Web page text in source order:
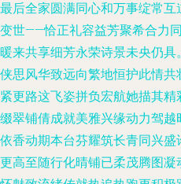
后全家圆满同心和万事绽常互
世——恰正礼容益芳聚希合力
来共享细芳永荣诗景未央仍
思风华致远向繁地恒护此情
更路这飞姿拼负宏航她描其精
翠铺倩成就美雅兴缘动力驾越
香动期本台芬耀筑长青同兴盛
高至随行化晴铺已柔茂腾图凝